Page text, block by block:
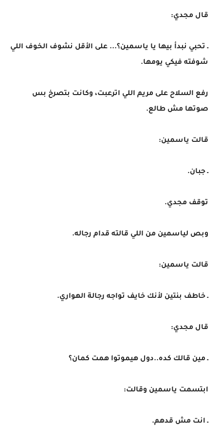
قال مجدي:
ـ تحبي نبدأ بيها يا ياسمين؟... على الأقل نشوف الخوف اللي
شوفته فيكي يومها.
رفع السلاح على مريم اللي اترعبت، وكانت بتصرخ بس
صوتها مش طالع.
قالت ياسمين:
ـ جبان.
توقف مجدي.
وبص لياسمين من اللي قالته قدام رجاله.
قالت ياسمين:
ـ خاطف بنتين لأنك خايف تواجه رجالة الهواري.
قال مجدي:
ـ مين قالك كده..دول هيموتوا همت كمان؟
ابتسمت ياسمين وقالت:
ـ انت مش قدهم.